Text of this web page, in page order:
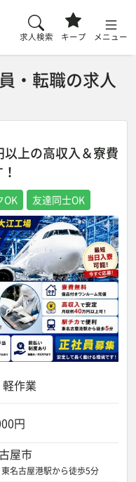
求人検索 キープ メニュー
・転職の求人
以上の高収入＆寮費
OK 友達同士OK
軽作業
円
屋市
名古屋港駅から徒歩5分